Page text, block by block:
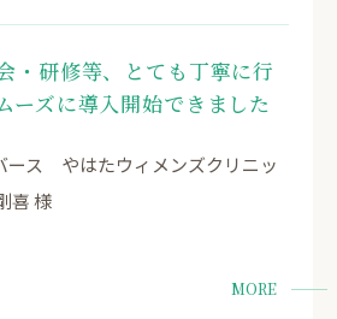
・研修等、とても丁寧に行
ーズに導入開始できました
ース やはたウィメンズクリニッ
喜 様
MORE